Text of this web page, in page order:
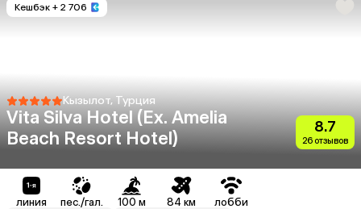
Кешбэк + 2 706
Кызылот, Турция
Vita Silva Hotel (Ex. Amelia
Beach Resort Hotel)
8.7
26 отзывов
линия пес./гал. 100 м 84 км лобби